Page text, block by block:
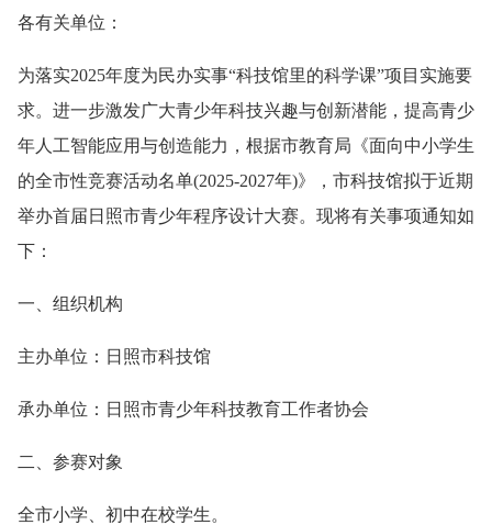
各有关单位：
为落实2025年度为民办实事“科技馆里的科学课”项目实施要
求。进一步激发广大青少年科技兴趣与创新潜能，提高青少
年人工智能应用与创造能力，根据市教育局《面向中小学生
的全市性竞赛活动名单(2025-2027年)》，市科技馆拟于近期
举办首届日照市青少年程序设计大赛。现将有关事项通知如
下：
一、组织机构
主办单位：日照市科技馆
承办单位：日照市青少年科技教育工作者协会
二、参赛对象
全市小学、初中在校学生。